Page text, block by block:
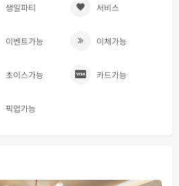
생일파티 서비스
이벤트가능 이체가능
초이스가능 카드가능
픽업가능